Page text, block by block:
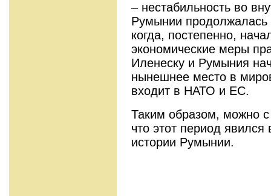
– нестабильность во
Румынии продолжалась
когда, постепенно,
экономические меры
Иленеску и Румыния
нынешнее место в
входит в НАТО и ЕС.
Таким образом, можно
что этот период
истории Румынии.